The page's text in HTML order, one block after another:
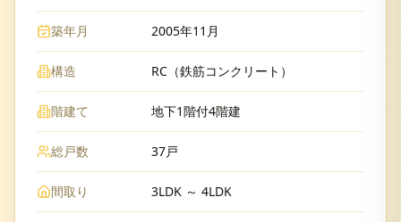
築年月 2005年11月
構造 RC（鉄筋コンクリート）
階建て 地下1階付4階建
総戸数 37戸
間取り 3LDK ～ 4LDK